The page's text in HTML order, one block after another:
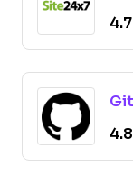
4.7
4.8